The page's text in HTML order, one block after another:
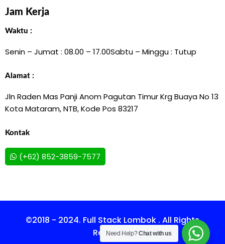
Jam Kerja
Waktu :
Senin – Jumat : 08.00 – 17.00Sabtu – Minggu : Tutup
Alamat :
Jln Raden Mas Panji Anom Pagutan Timur Krg Buaya No 13
Kota Mataram, NTB, Kode Pos 83217
Kontak
(+62) 852-3859-7577
©2018 - 2024. Full Stack Lombok . All Rights
Reserved.
Need Help?Chat with us